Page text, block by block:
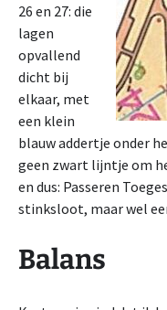
26 en 27: die
lagen
opvallend
dicht bij
elkaar, met
een klein
blauw addertje onder
geen zwart lijntje om
en dus: Passeren
stinksloot, maar wel
Balans